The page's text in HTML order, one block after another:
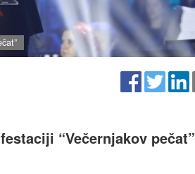
“Večernjakov pečat”